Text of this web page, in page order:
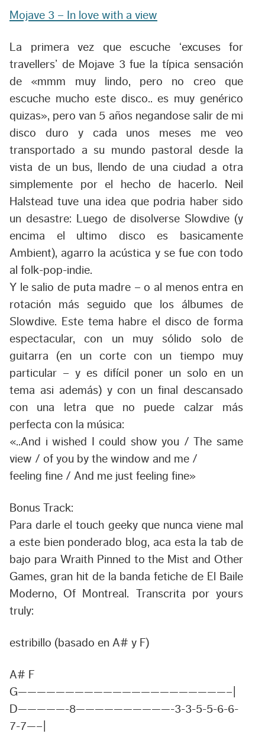
Mojave 3 – In love with a view
La primera vez que escuche ‘excuses for
travellers’ de Mojave 3 fue la típica sensación
de «mmm muy lindo, pero no creo que
escuche mucho este disco.. es muy genérico
quizas», pero van 5 años negandose salir de mi
disco duro y cada unos meses me veo
transportado a su mundo pastoral desde la
vista de un bus, llendo de una ciudad a otra
simplemente por el hecho de hacerlo. Neil
Halstead tuve una idea que podria haber sido
un desastre: Luego de disolverse Slowdive (y
encima el ultimo disco es basicamente
Ambient), agarro la acústica y se fue con todo
al folk-pop-indie.
Y le salio de puta madre – o al menos entra en
rotación más seguido que los álbumes de
Slowdive. Este tema habre el disco de forma
espectacular, con un muy sólido solo de
guitarra (en un corte con un tiempo muy
particular – y es difícil poner un solo en un
tema asi además) y con un final descansado
con una letra que no puede calzar más
perfecta con la música:
«..And i wished I could show you / The same
view / of you by the window and me /
feeling fine / And me just feeling fine»
Bonus Track:
Para darle el touch geeky que nunca viene mal
a este bien ponderado blog, aca esta la tab de
bajo para Wraith Pinned to the Mist and Other
Games, gran hit de la banda fetiche de El Baile
Moderno,Of Montreal . Transcrita por yours
truly:
estribillo (basado en A# y F)
A# F
G——————————————————————–|
D—————-8——————————-3-3-5-5-6-6-
7-7—–|